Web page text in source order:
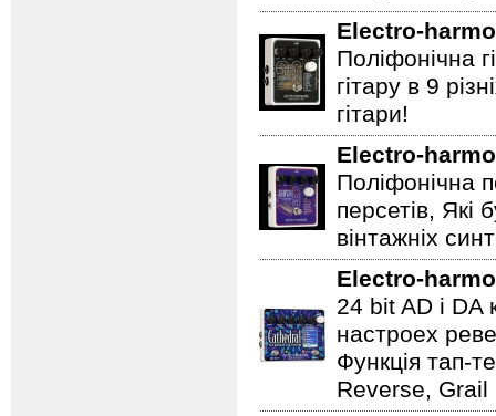
Electro-
Поліфонічна
гітару в 9
гітари!
Electro-
Поліфонічна
персетів, Які
вінтажніх
Electro-
24 bit AD і
настроех
Функція тап-
Reverse, Grail